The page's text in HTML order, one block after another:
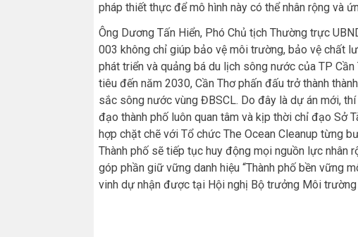
pháp thiết thực để mô hình này có thể nhân rộng và
Ông Dương Tấn Hiển, Phó Chủ tịch Thường trực
003 không chỉ giúp bảo vệ môi trường, bảo vệ chất
phát triển và quảng bá du lịch sông nước của TP
tiêu đến năm 2030, Cần Thơ phấn đấu trở thành
sắc sông nước vùng ĐBSCL. Do đây là dự án mới,
đạo thành phố luôn quan tâm và kịp thời chỉ đạo Sở
hợp chặt chẽ với Tổ chức The Ocean Cleanup từng
Thành phố sẽ tiếp tục huy động mọi nguồn lực nhân
góp phần giữ vững danh hiệu “Thành phố bền vững
vinh dự nhận được tại Hội nghị Bộ trưởng Môi